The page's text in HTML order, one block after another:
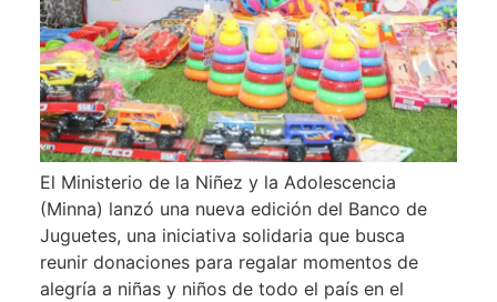
El Ministerio de la Niñez y la Adolescencia
(Minna) lanzó una nueva edición del Banco de
Juguetes, una iniciativa solidaria que busca
reunir donaciones para regalar momentos de
alegría a niñas y niños de todo el país en el